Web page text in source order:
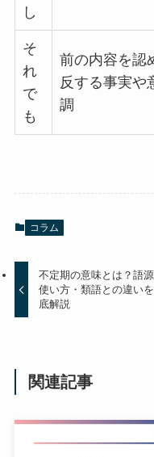
し
そ
れ
で
も
前の内容を認
反する事実や
調
コラム
不定期の意味とは？語源
使い方・類語との違い
底解説
関連記事